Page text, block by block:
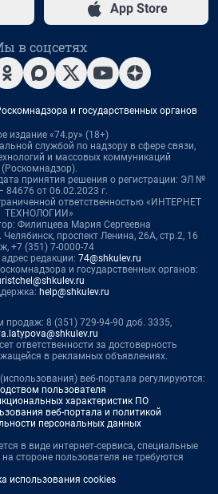
App Store
в соцсетях
и государственных органов
издание «74.ру» (18+)
службой по надзору в сфере связи,
и массовых коммуникаций
(Роскомнадзор).
принятия решения о регистрации: ЭЛ №
84676 от 06.02.2023 г.
ответственностью «ИНТЕРНЕТ
ТЕХНОЛОГИИ»
Филипцева Мария Сергеевна
проспект Ленина, 26А, стр.2, 16
+7 (351) 7-0000-74
редакции: 74@shkulev.ru
и государственных органов:
help@shkulev.ru
продаж: 8 (351) 729-94-90 доб. 3335,
ответственности за достоверность
в рекламных объявлениях.
веб-портала регулируются:
пользователя
характеристик ПО
веб-портала и политикой
персональных данных
в виде интернет-сервиса, специальные
стороне пользователя не требуются
использования cookies